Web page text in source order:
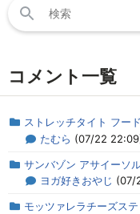
索:
コメント一覧
ストレッチタイト フー
たむら (07/22
サンバゾン アサイーソ
ヨガ好きおやじ (07/
モッツァレラチーズステ